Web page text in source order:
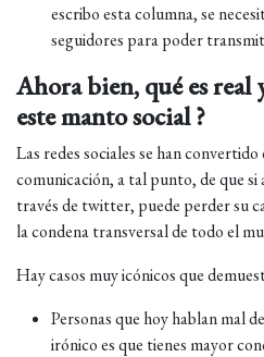
escribo esta columna, se
seguidores para poder
Ahora bien, qué es
este manto social ?
Las redes sociales se han
comunicación, a tal punto, de que
través de twitter, puede perder su
la condena transversal de todo el
Hay casos muy icónicos que
Personas que hoy hablan mal
irónico es que tienes mayor